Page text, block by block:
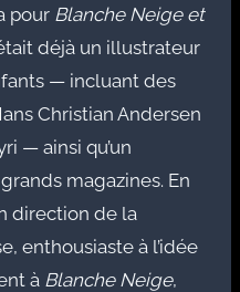
pour Blanche Neige et
déjà un illustrateur
— incluant des
Christian Andersen
— ainsi qu’un
magazines. En
direction de la
enthousiaste à l’idée
à Blanche Neige,